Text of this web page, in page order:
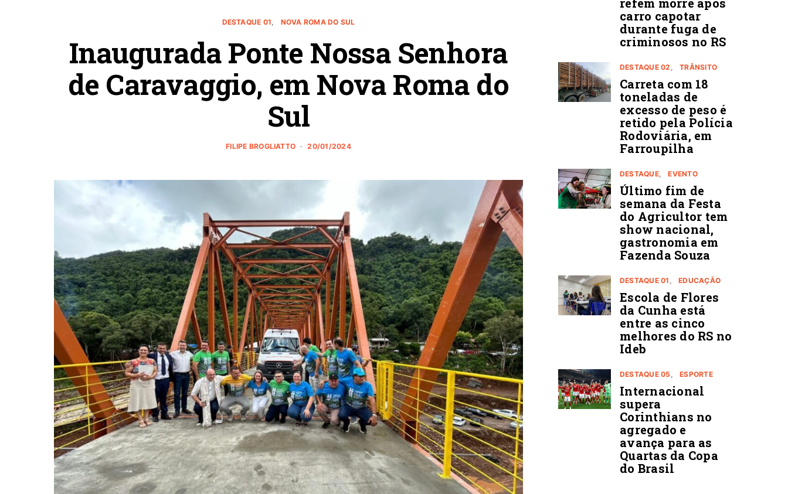
DESTAQUE 01 NOVA ROMA DO SUL
Inaugurada Ponte Nossa Senhora
de Caravaggio, em Nova Roma do
Sul
FILIPE BROGLIATTO 20/01/2024
carro capotar
durante fuga de
criminosos no RS
DESTAQUE 02 TRÂNSITO
Carreta com 18
toneladas de
excesso de peso é
retido pela Polícia
Rodoviária, em
Farroupilha
DESTAQUE EVENTO
Último fim de
semana da Festa
do Agricultor tem
show nacional,
gastronomia em
Fazenda Souza
DESTAQUE 01 EDUCAÇÃO
Escola de Flores
da Cunha está
entre as cinco
melhores do RS no
Ideb
DESTAQUE 05 ESPORTE
Internacional
supera
Corinthians no
agregado e
avança para as
Quartas da Copa
do Brasil